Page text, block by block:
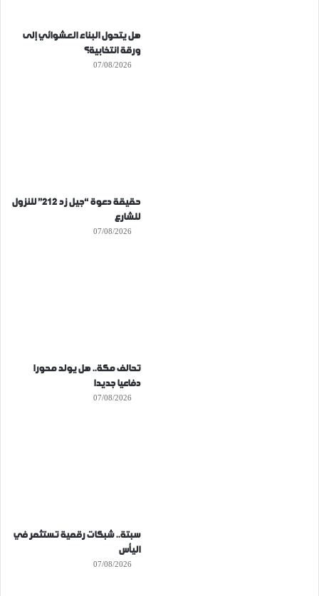
هل يتحول البناء العشوائي إلى
ورقة انتخابية؟
07/08/2026
حقيقة دعوة “جيل زد 212” للنزول
للشارع
07/08/2026
تحالف مكة.. هل يولد محورا
دفاعيا جديدا
07/08/2026
سبتة.. شبكات رقمية تستثمر في
اليأس
07/08/2026